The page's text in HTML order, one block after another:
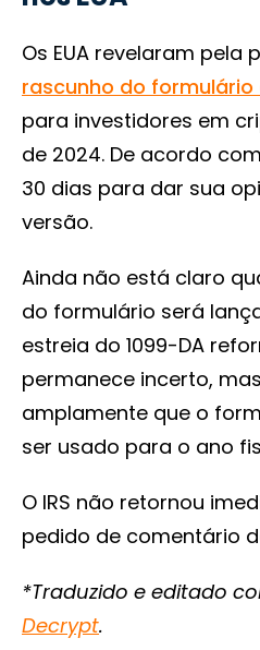
Os EUA revelaram pela
rascunho do formulário
para investidores em
de 2024. De acordo
30 dias para dar sua
versão.
Ainda não está claro
do formulário será
estreia do 1099-DA
permanece incerto,
amplamente que o
ser usado para o ano
O IRS não retornou
pedido de comentário
*Traduzido e editado
Decrypt.